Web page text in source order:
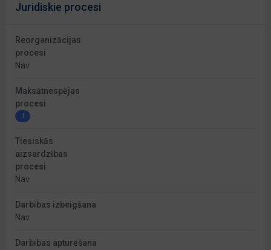
Juridiskie procesi
Reorganizācijas
procesi
Nav
Maksātnespējas
procesi
1
Tiesiskās
aizsardzības
procesi
Nav
Darbības izbeigšana
Nav
Darbības apturēšana